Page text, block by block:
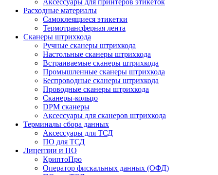
Аксессуары для принтеров этикеток
Расходные материалы
Самоклеящиеся этикетки
Термотрансферная лента
Сканеры штрихкода
Ручные сканеры штрихкода
Настольные сканеры штрихкода
Встраиваемые сканеры штрихкода
Промышленные сканеры штрихкода
Беспроводные сканеры штрихкода
Проводные сканеры штрихкода
Сканеры-кольцо
DPM сканеры
Аксессуары для сканеров штрихкода
Терминалы сбора данных
Аксессуары для ТСД
ПО для ТСД
Лицензии и ПО
КриптоПро
Оператор фискальных данных (ОФД)